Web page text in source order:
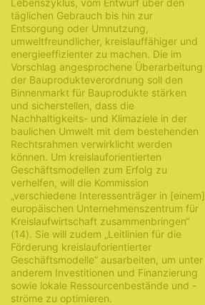
Lebenszyklus, vom Entwurf über den
täglichen Gebrauch bis hin zur
Entsorgung oder Umnutzung,
umweltfreundlicher, kreislauffähiger und
energieeffizienter zu machen. Die im
Vorschlag angesprochene Überarbeitung
der Bauprodukteverordnung soll den
Binnenmarkt für Bauprodukte stärken
und sicherstellen, dass die
Nachhaltigkeits- und Klimaziele in der
baulichen Umwelt mit dem bestehenden
Rechtsrahmen verwirklicht werden
können. Um kreislauforientierten
Geschäftsmodellen zum Erfolg zu
verhelfen, will die Kommission
„verschiedene Interessenträger in [einem]
europäischen Unternehmenszentrum für
Kreislaufwirtschaft zusammenbringen“
(14). Sie will zudem „Leitlinien für die
Förderung kreislauforientierter
Geschäftsmodelle“ ausarbeiten, um unter
anderem Investitionen und Finanzierung
sowie lokale Ressourcenbestände und -
ströme zu optimieren.